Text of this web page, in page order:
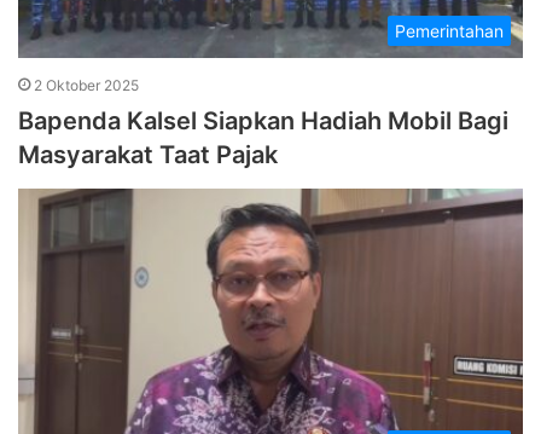
Pemerintahan
2 Oktober 2025
Bapenda Kalsel Siapkan Hadiah Mobil Bagi
Masyarakat Taat Pajak